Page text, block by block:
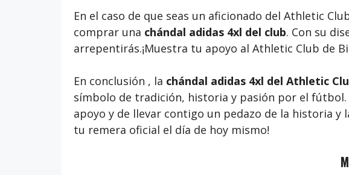
En el caso de que seas un aficionado del Athletic
comprar una chándal adidas 4xl del club. Con su
arrepentirás.¡Muestra tu apoyo al Athletic Club de
En conclusión , la chándal adidas 4xl del Athletic
símbolo de tradición, historia y pasión por el fútbol.
apoyo y de llevar contigo un pedazo de la historia
tu remera oficial el día de hoy mismo!